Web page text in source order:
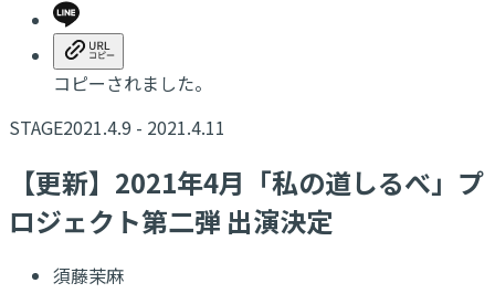
コピーされました。
STAGE2021.4.9 - 2021.4.11
【更新】​2021年4月「私の道しるべ」プ
ロジェクト第二弾 出演決定
須藤茉麻